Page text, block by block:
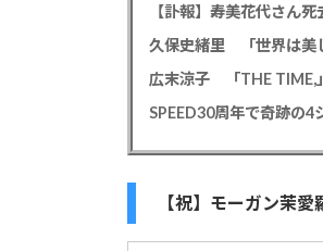
広末涼子 「THE TIME,
SPEED30周年で奇跡の4
【祝】モーガン茉